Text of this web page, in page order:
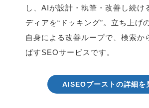
し、AIが設計・執筆・改善し続け
ディアを“ドッキング”。立ち上げ
自身による改善ループで、検索か
ばすSEOサービスです。
AISEOブーストの詳細を